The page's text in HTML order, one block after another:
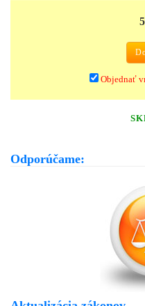
Objednať
Odporúčame: